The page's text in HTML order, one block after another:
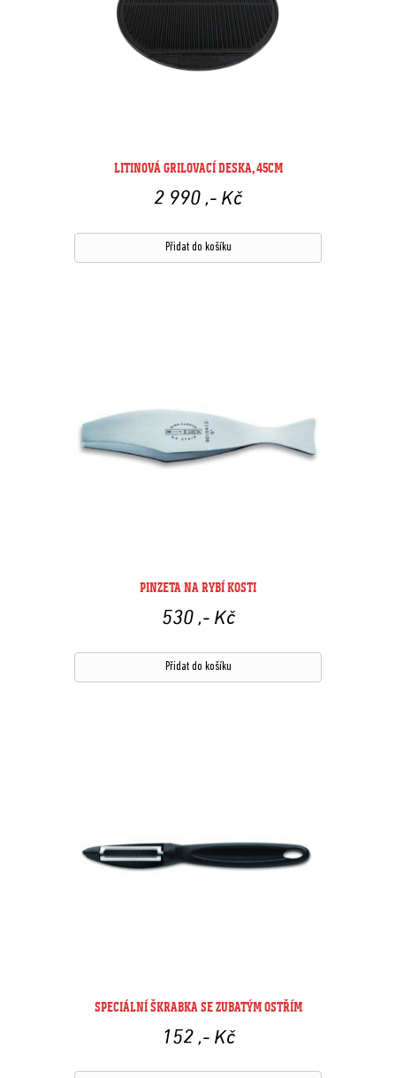
LITINOVÁ GRILOVACÍ DESKA, 45CM
2 990 ,- Kč
Přidat do košíku
PINZETA NA RYBÍ KOSTI
530 ,- Kč
Přidat do košíku
SPECIÁLNÍ ŠKRABKA SE ZUBATÝM OSTŘÍM
152 ,- Kč